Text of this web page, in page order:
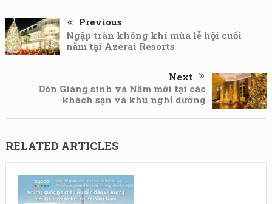
Previous
Ngập tràn không khí mùa lễ hội cuối
năm tại Azerai Resorts
Next
Đón Giáng sinh và Năm mới tại các
khách sạn và khu nghỉ dưỡng
RELATED ARTICLES